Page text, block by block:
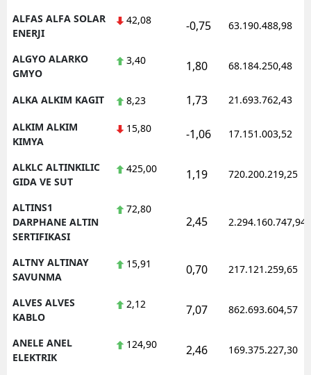
Zonguldak
Aksaray
Batman
Yalova
Karabük
ALFAS ALFA SOLAR
ENERJI
42,08 -0,75 63.190.488,98
ALGYO ALARKO
GMYO
3,40 1,80 68.184.250,48
ALKA ALKIM KAGIT 8,23 1,73 21.693.762,43
ALKIM ALKIM
KIMYA
15,80 -1,06 17.151.003,52
ALKLC ALTINKILIC
GIDA VE SUT
425,00 1,19 720.200.219,25
ALTINS1
DARPHANE ALTIN
SERTIFIKASI
72,80
2,45 2.294.160.747,94
ALTNY ALTINAY
SAVUNMA
15,91 0,70 217.121.259,65
ALVES ALVES
KABLO
2,12 7,07 862.693.604,57
ANELE ANEL
ELEKTRIK
124,90 2,46 169.375.227,30